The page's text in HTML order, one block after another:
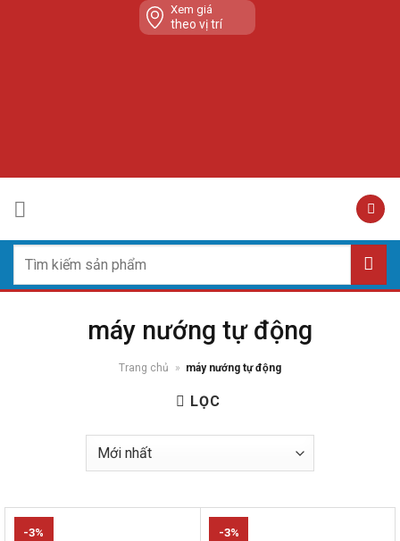
Xem giá
theo vị trí
kiếm:
máy nướng tự động
Trang chủ » máy nướng tự động
LỌC
-3% -3%